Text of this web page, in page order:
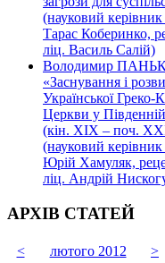
(науковий керівник
Тарас Коберинко,
ліц. Василь Салій)
Володимир
«Заснування і
Української Греко-
Церкви у
(кін. ХІХ – поч.
(науковий керівник
Юрій Хамуляк,
ліц. Андрій
АРХІВ СТАТЕЙ
< лютого 2012
>